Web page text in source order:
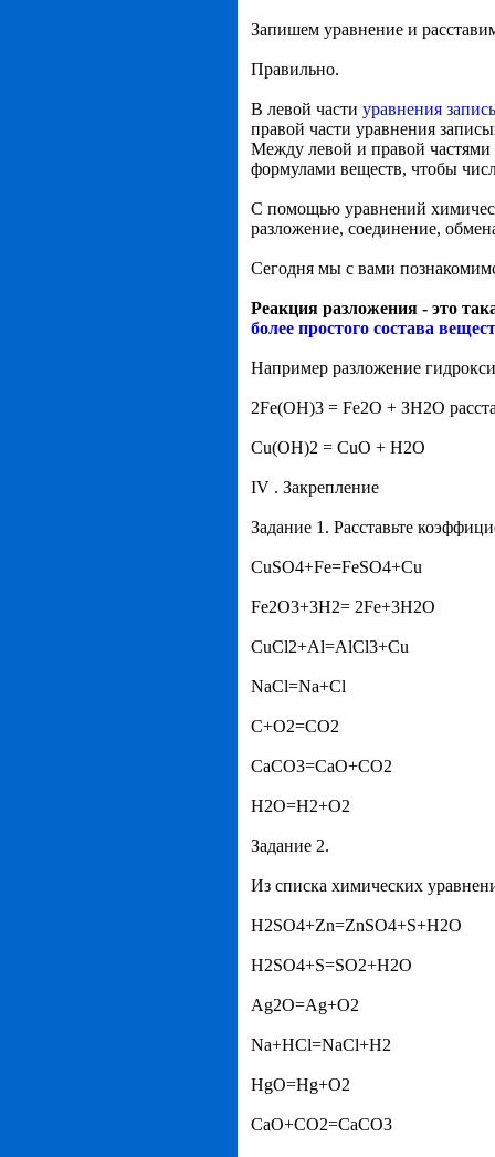
Запишем уравнение и
Правильно.
В левой части уравнения
правой части уравнения
Между левой и правой частями
формулами веществ, чтобы
С помощью уравнений
разложение, соединение,
Сегодня мы с вами
Реакция разложения - это
более простого состава
Например разложение
2Fе(ОН)3 = Fе2О + ЗН2О
Сu(ОН)2 = СuО + Н2О
IV . Закрепление
Задание 1. Расставьте
CuSO4+Fe=FeSO4+Cu
Fe2O3+3H2= 2Fe+3H2O
CuCl2+Al=AlCl3+Cu
NaCl=Na+Cl
C+O2=CO2
CaCO3=CaO+CO2
H2O=H2+O2
Задание 2.
Из списка химических
H2SO4+Zn=ZnSO4+S+H2O
H2SO4+S=SO2+H2O
Ag2O=Ag+O2
Na+HCl=NaCl+H2
HgO=Hg+O2
CaO+CO2=CaCO3